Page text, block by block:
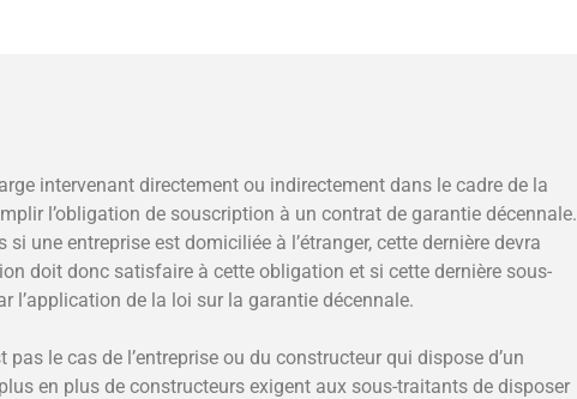
intervenant directement ou indirectement dans le cadre de la
l’obligation de souscription à un contrat de garantie décennale.
une entreprise est domiciliée à l’étranger, cette dernière devra
doit donc satisfaire à cette obligation et si cette dernière sous-
l’application de la loi sur la garantie décennale.
le cas de l’entreprise ou du constructeur qui dispose d’un
en plus de constructeurs exigent aux sous-traitants de disposer